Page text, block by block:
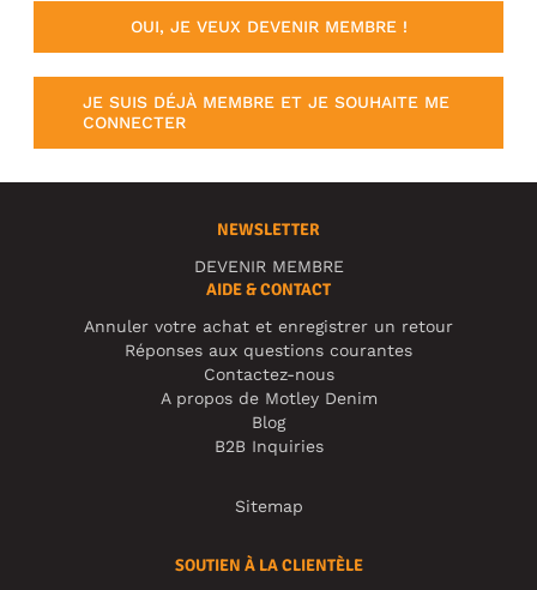
OUI, JE VEUX DEVENIR MEMBRE !
JE SUIS DÉJÀ MEMBRE ET JE SOUHAITE ME
CONNECTER
NEWSLETTER
DEVENIR MEMBRE
AIDE & CONTACT
Annuler votre achat et enregistrer un retour
Réponses aux questions courantes
Contactez-nous
A propos de Motley Denim
Blog
B2B Inquiries
Sitemap
SOUTIEN À LA CLIENTÈLE